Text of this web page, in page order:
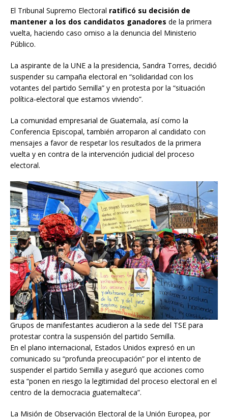
El Tribunal Supremo Electoral ratificó su decisión de
mantener a los dos candidatos ganadores de la primera
vuelta, haciendo caso omiso a la denuncia del Ministerio
Público.
La aspirante de la UNE a la presidencia, Sandra Torres, decidió
suspender su campaña electoral en “solidaridad con los
votantes del partido Semilla” y en protesta por la “situación
política-electoral que estamos viviendo”.
La comunidad empresarial de Guatemala, así como la
Conferencia Episcopal, también arroparon al candidato con
mensajes a favor de respetar los resultados de la primera
vuelta y en contra de la intervención judicial del proceso
electoral.
Grupos de manifestantes acudieron a la sede del TSE para
protestar contra la suspensión del partido Semilla.
En el plano internacional, Estados Unidos expresó en un
comunicado su “profunda preocupación” por el intento de
suspender el partido Semilla y aseguró que acciones como
esta “ponen en riesgo la legitimidad del proceso electoral en el
centro de la democracia guatemalteca”.
La Misión de Observación Electoral de la Unión Europea, por